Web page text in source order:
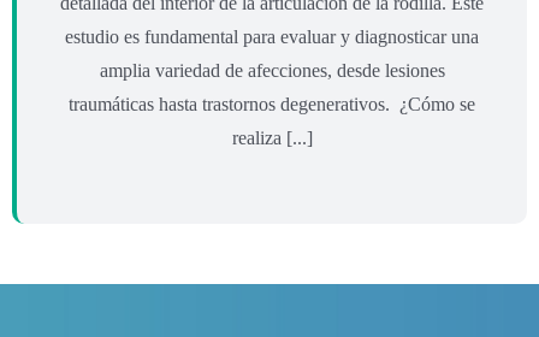
estudio es fundamental para evaluar y diagnosticar una
amplia variedad de afecciones, desde lesiones
traumáticas hasta trastornos degenerativos. ¿Cómo se
realiza [...]